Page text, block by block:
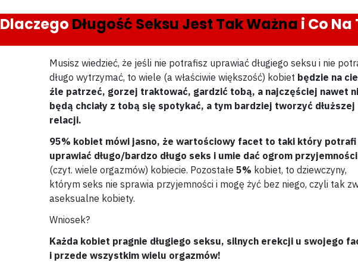
Dlaczego Długość Seksu Jest Tak Ważna i Co Na
Musisz wiedzieć, że jeśli nie potrafisz uprawiać długiego seksu i nie
długo wytrzymać, to wiele (a właściwie większość) kobiet będzie na
źle patrzeć, gorzej traktować, gardzić tobą, a najczęściej nawet
będą chciały z tobą się spotykać, a tym bardziej tworzyć dłuższej
relacji.
95% kobiet mówi jasno, że wartościowy facet to taki który potrafi
uprawiać długo/bardzo długo seks i umie dać ogrom przyjemności
(czyt. wiele orgazmów) kobiecie. Pozostałe 5% kobiet, to dziewczyny,
którym seks nie sprawia przyjemności i mogę żyć bez niego, czyli tak
aseksualne kobiety.
Wniosek?
Każda kobiet pragnie długiego seksu, silnych erekcji u swojego
i przede wszystkim wielu orgazmów!